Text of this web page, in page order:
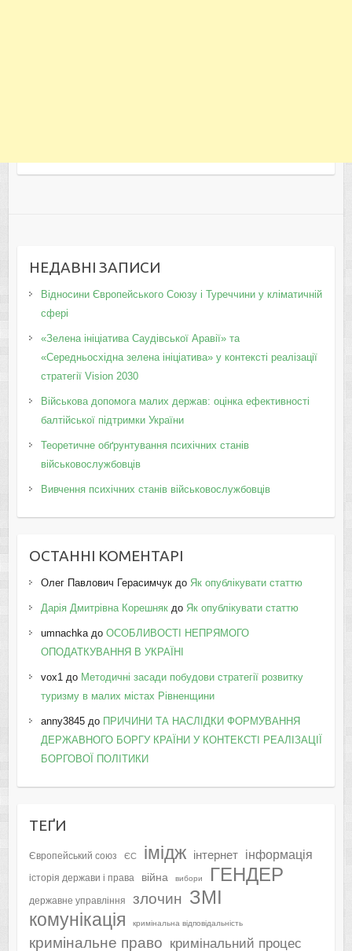
НЕДАВНІ ЗАПИСИ
Відносини Європейського Союзу і Туреччини у кліматичній
сфері
«Зелена ініціатива Саудівської Аравії» та
«Середньосхідна зелена ініціатива» у контексті реалізації
стратегії Vision 2030
Військова допомога малих держав: оцінка ефективності
балтійської підтримки України
Теоретичне обґрунтування психічних станів
військовослужбовців
Вивчення психічних станів військовослужбовців
ОСТАННІ КОМЕНТАРІ
Олег Павлович Герасимчукдо Як опублікувати статтю
Дарія Дмитрівна Корешнякдо Як опублікувати статтю
umnachkaдо ОСОБЛИВОСТІ НЕПРЯМОГО
ОПОДАТКУВАННЯ В УКРАЇНІ
vox1 до Методичні засади побудови стратегії розвитку
туризму в малих містах Рівненщини
anny3845до ПРИЧИНИ ТА НАСЛІДКИ ФОРМУВАННЯ
ДЕРЖАВНОГО БОРГУ КРАЇНИ У КОНТЕКСТІ РЕАЛІЗАЦІЇ
БОРГОВОЇ ПОЛІТИКИ
ТЕҐИ
Європейський союз ЄС імідж інтернет інформація
історія держави і права війна вибори ГЕНДЕР
державне управління злочин ЗМІ
комунікація кримінальна відповідальність
кримінальне право кримінальний процес